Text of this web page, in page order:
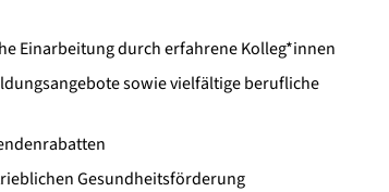
Einarbeitung durch erfahrene Kolleg*innen
sowie vielfältige berufliche
Gesundheitsförderung